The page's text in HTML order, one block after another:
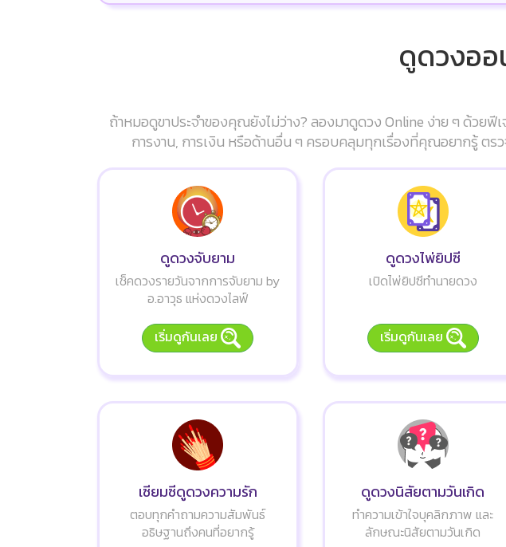
ดูดวงออ
ถ้าหมอดูขาประจำของคุณยังไม่ว่าง? ลองมาดูดวง Online ง่าย ๆ ด้วยฟี
การงาน, การเงิน หรือด้านอื่น ๆ ครอบคลุมทุกเรื่องที่คุณอยากรู้ ต
ดูดวงจับยาม
เช็คดวงรายวันจากการจับยาม by
อ.อาวุธ แห่งดวงไลฟ์
เริ่มดูกันเลย
ดูดวงไพ่ยิปซี
เปิดไพ่ยิปซีทำนายดวง
เริ่มดูกันเลย
เซียมซีดูดวงความรัก
ตอบทุกคำถามความสัมพันธ์
อธิษฐานถึงคนที่อยากรู้
ดูดวงนิสัยตามวันเกิด
ทำความเข้าใจบุคลิกภาพ และ
ลักษณะนิสัยตามวันเกิด